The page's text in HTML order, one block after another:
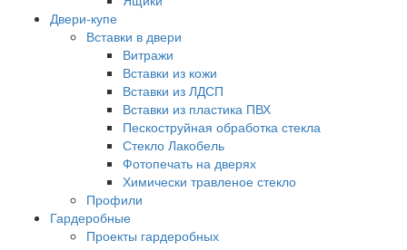
Двери-купе
Вставки в двери
Витражи
Вставки из кожи
Вставки из ЛДСП
Вставки из пластика ПВХ
Пескоструйная обработка стекла
Стекло Лакобель
Фотопечать на дверях
Химически травленое стекло
Профили
Гардеробные
Проекты гардеробных